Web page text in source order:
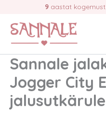
content
9 aastat kogemust.
Sannale
Jogger City
jalusutkärule